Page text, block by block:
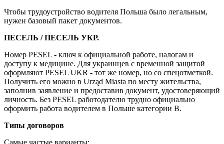
Чтобы трудоустройство водителя Польша было легальным,
нужен базовый пакет документов.
ПЕСЕЛЬ / ПЕСЕЛЬ УКР.
Номер PESEL - ключ к официальной работе, налогам и
доступу к медицине. Для украинцев с временной защитой
оформляют PESEL UKR - тот же номер, но со спецотметкой.
Получить его можно в Urząd Miasta по месту жительства,
заполнив заявление и предоставив документ, удостоверяющий
личность. Без PESEL работодателю трудно официально
оформить работа водителем в Польше категории B.
Типы договоров
Самые частые варианты: